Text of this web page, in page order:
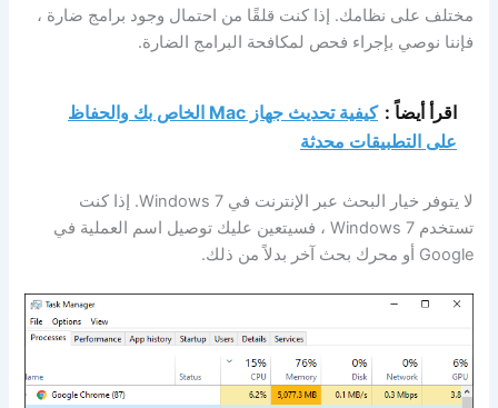
مختلف على نظامك. إذا كنت قلقًا من احتمال وجود برامج ضارة ،
فإننا نوصي بإجراء فحص لمكافحة البرامج الضارة.
اقرأ أيضاً :
كيفية تحديث جهاز Mac الخاص بك والحفاظ
على التطبيقات محدثة
لا يتوفر خيار البحث عبر الإنترنت في Windows 7. إذا كنت
تستخدم Windows 7 ، فسيتعين عليك توصيل اسم العملية في
Google أو محرك بحث آخر بدلاً من ذلك.